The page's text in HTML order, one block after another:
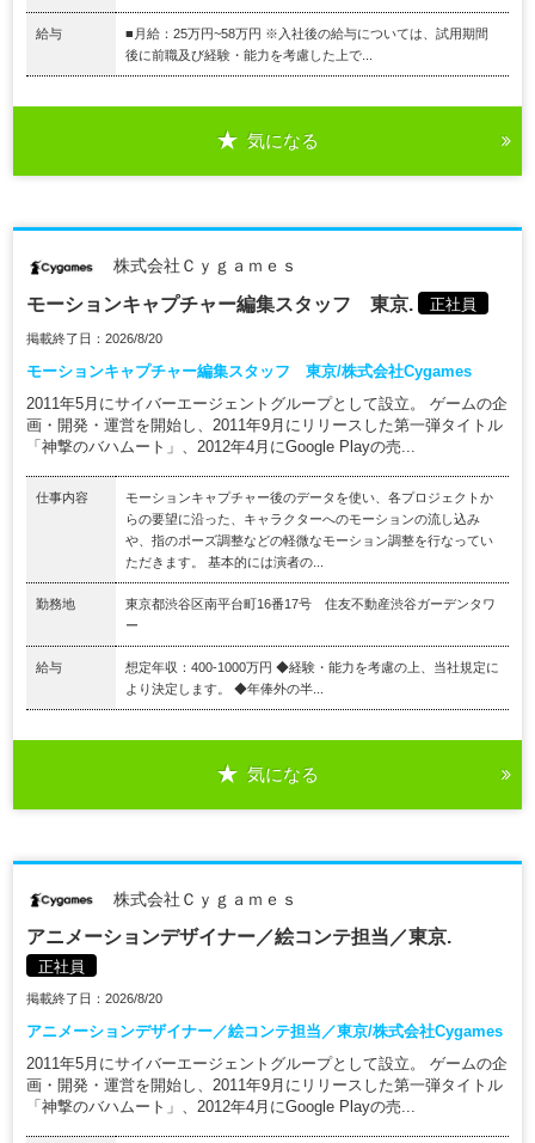
給与
■月給：25万円~58万円 ※入社後の給与については、試用期間
後に前職及び経験・能力を考慮した上で...
気になる
株式会社Ｃｙｇａｍｅｓ
モーションキャプチャー編集スタッフ 東京. 正社員
掲載終了日：2026/8/20
モーションキャプチャー編集スタッフ 東京/株式会社Cygames
2011年5月にサイバーエージェントグループとして設立。 ゲームの企
画・開発・運営を開始し、2011年9月にリリースした第一弾タイトル
「神撃のバハムート」、2012年4月にGoogle Playの売...
仕事内容
モーションキャプチャー後のデータを使い、各プロジェクトか
らの要望に沿った、キャラクターへのモーションの流し込み
や、指のポーズ調整などの軽微なモーション調整を行なってい
ただきます。 基本的には演者の...
勤務地
東京都渋谷区南平台町16番17号 住友不動産渋谷ガーデンタワ
ー
給与
想定年収：400-1000万円 ◆経験・能力を考慮の上、当社規定に
より決定します。 ◆年俸外の半...
気になる
株式会社Ｃｙｇａｍｅｓ
アニメーションデザイナー／絵コンテ担当／東京.
正社員
掲載終了日：2026/8/20
アニメーションデザイナー／絵コンテ担当／東京/株式会社Cygames
2011年5月にサイバーエージェントグループとして設立。 ゲームの企
画・開発・運営を開始し、2011年9月にリリースした第一弾タイトル
「神撃のバハムート」、2012年4月にGoogle Playの売...